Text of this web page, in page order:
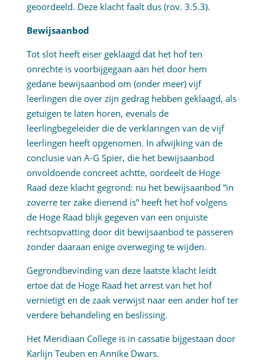
geoordeeld. Deze klacht faalt dus (rov. 3.5.3).
Bewijsaanbod
Tot slot heeft eiser geklaagd dat het hof ten
onrechte is voorbijgegaan aan het door hem
gedane bewijsaanbod om (onder meer) vijf
leerlingen die over zijn gedrag hebben geklaagd, als
getuigen te laten horen, evenals de
leerlingbegeleider die de verklaringen van de vijf
leerlingen heeft opgenomen. In afwijking van de
conclusie van A-G Spier, die het bewijsaanbod
onvoldoende concreet achtte, oordeelt de Hoge
Raad deze klacht gegrond: nu het bewijsaanbod “in
zoverre ter zake dienend is” heeft het hof volgens
de Hoge Raad blijk gegeven van een onjuiste
rechtsopvatting door dit bewijsaanbod te passeren
zonder daaraan enige overweging te wijden.
Gegrondbevinding van deze laatste klacht leidt
ertoe dat de Hoge Raad het arrest van het hof
vernietigt en de zaak verwijst naar een ander hof ter
verdere behandeling en beslissing.
Het Meridiaan College is in cassatie bijgestaan door
Karlijn Teuben en Annike Dwars.